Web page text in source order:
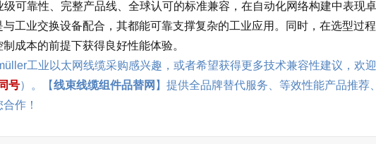
可靠性、完整产品线、全球认可的标准兼容，在自动化网络构建中表现卓
工业交换设备配合，其都能可靠支撑复杂的工业应用。同时，在选型过
成本的前提下获得良好性能体验。
工业以太网线缆采购感兴趣，或者希望获得更多技术兼容性建议，欢迎
号）。【线束线缆组件品替网 】提供全品牌替代服务、等效性能产品推荐、
作！